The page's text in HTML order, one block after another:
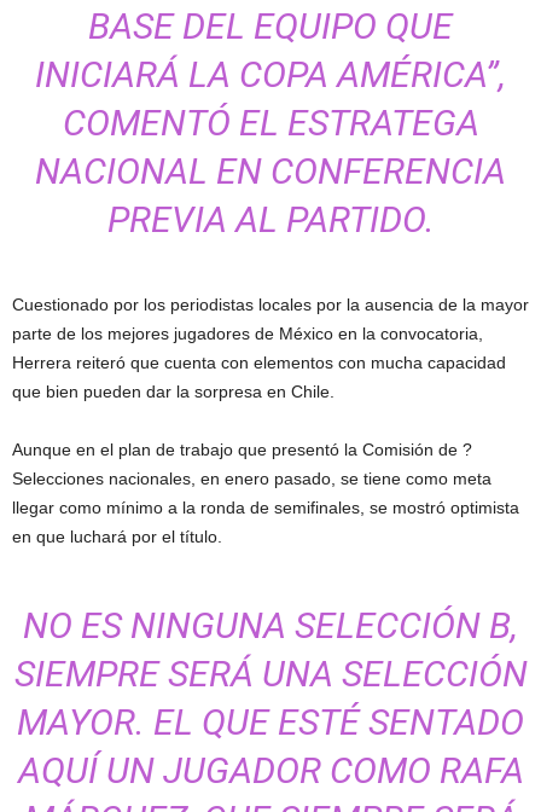
BASE DEL EQUIPO QUE
INICIARÁ LA COPA AMÉRICA”,
COMENTÓ EL ESTRATEGA
NACIONAL EN CONFERENCIA
PREVIA AL PARTIDO.
Cuestionado por los periodistas locales por la ausencia de la mayor
parte de los mejores jugadores de México en la convocatoria,
Herrera reiteró que cuenta con elementos con mucha capacidad
que bien pueden dar la sorpresa en Chile.
Aunque en el plan de trabajo que presentó la Comisión de ?
Selecciones nacionales, en enero pasado, se tiene como meta
llegar como mínimo a la ronda de semifinales, se mostró optimista
en que luchará por el título.
NO ES NINGUNA SELECCIÓN B,
SIEMPRE SERÁ UNA SELECCIÓN
MAYOR. EL QUE ESTÉ SENTADO
AQUÍ UN JUGADOR COMO RAFA